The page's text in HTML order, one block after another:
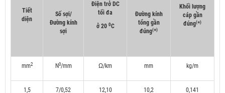
Tiết
diện
Số sợi/
Đường kính
sợi
Điện trở DC
tối đa
ở 20 0C
Đường kính
tổng gần
đúng(*)
Khối lượng
cáp gần
đúng(*)
mm2 N0/mm Ω/km mm kg/m
1,5 7/0,52 12,10 10,2 0,141